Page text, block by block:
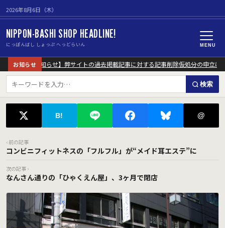
2026年8月6日（木）
NIPPON-BASHI SHOP HEADLINE!
にっぽんばし しょっぷ へっどらいん MENU
お知らせ
【重要なお知らせ】弊サイトの過去掲載記事に対する記事削除仮処分の申立に
検索
B! @
‹ 前の記事
コンビニフィットネスの「フルフル」が“メイド耳エステ”に
次の記事 ›
なんさん通りの「ひゃくえん屋」、3ヶ月で閉店